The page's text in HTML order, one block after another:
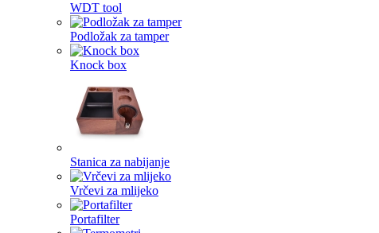
WDT tool
Podložak za tamper
Knock box
Stanica za nabijanje
Vrčevi za mlijeko
Portafilter